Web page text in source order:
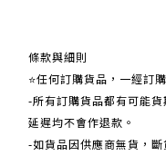
條款與細則
⭐任何訂購貨品，一經訂
-所有訂購貨品都有可能
延遲均不會作退款。
-如貨品因供應商無貨，